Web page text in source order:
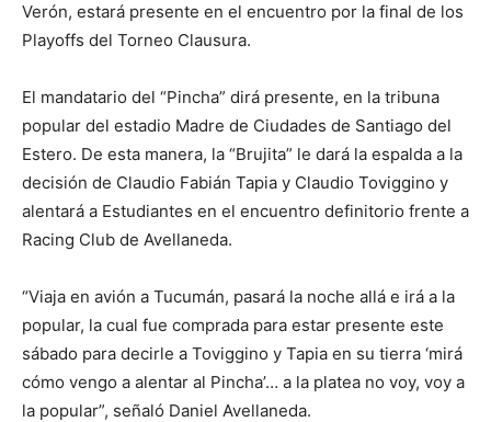
Verón, estará presente en el encuentro por la final de los
Playoffs del Torneo Clausura.
El mandatario del “Pincha” dirá presente, en la tribuna
popular del estadio Madre de Ciudades de Santiago del
Estero. De esta manera, la “Brujita” le dará la espalda a la
decisión de Claudio Fabián Tapia y Claudio Toviggino y
alentará a Estudiantes en el encuentro definitorio frente a
Racing Club de Avellaneda.
“Viaja en avión a Tucumán, pasará la noche allá e irá a la
popular, la cual fue comprada para estar presente este
sábado para decirle a Toviggino y Tapia en su tierra ‘mirá
cómo vengo a alentar al Pincha’… a la platea no voy, voy a
la popular”, señaló Daniel Avellaneda.